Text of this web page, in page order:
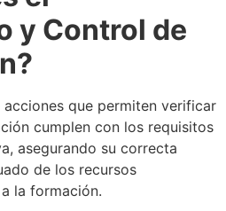
y Control de
que permiten verificar
cumplen con los requisitos
asegurando su correcta
de los recursos
la formación.